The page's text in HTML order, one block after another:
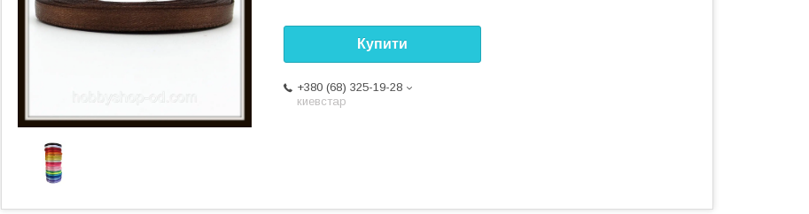
Купити
+380 (68) 325-19-28
киевстар